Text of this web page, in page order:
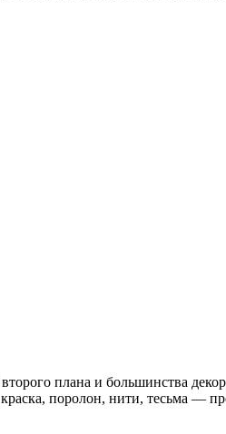
плана и большинства
поролон, нити, тесьма —